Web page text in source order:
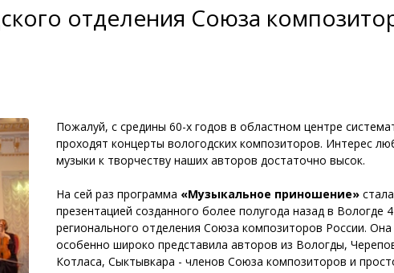
отделения Союза
Пожалуй, с средины 60-х годов в областном центре
проходят концерты вологодских композиторов. Интерес
музыки к творчеству наших авторов достаточно высок.
На сей раз программа «Музыкальное приношение»стала
презентацией созданного более полугода назад в Вологде
регионального отделения Союза композиторов России. Она
особенно широко представила авторов из Вологды,
Котласа, Сыктывкара - членов Союза композиторов и